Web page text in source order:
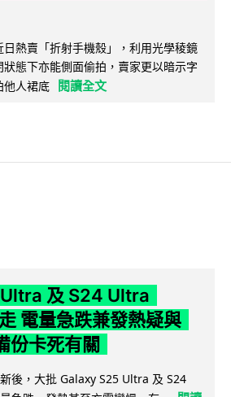
熱賣「折射手機殼」，利用光學稜鏡
態下亦能側面偷拍，賣家更以暗示字
他人裙底 閱讀全文
及 S24 Ultra
電量急跌兼發熱疑與
份卡死有關
後，大批 Galaxy S25 Ultra 及 S24